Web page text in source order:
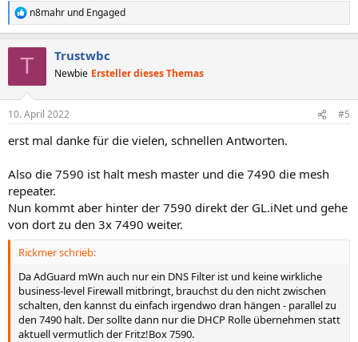
R
e
e
:
n8mahr und Engaged
T Trustwbc
Newbie Ersteller dieses Themas
10. April 2022 #5
erst mal danke für die vielen, schnellen Antworten.
Also die 7590 ist halt mesh master und die 7490 die mesh
repeater.
Nun kommt aber hinter der 7590 direkt der GL.iNet und gehe
von dort zu den 3x 7490 weiter.
Rickmer schrieb:
Da AdGuard mWn auch nur ein DNS Filter ist und keine wirkliche
business-level Firewall mitbringt, brauchst du den nicht zwischen
schalten, den kannst du einfach irgendwo dran hängen - parallel zu
den 7490 halt. Der sollte dann nur die DHCP Rolle übernehmen statt
aktuell vermutlich der Fritz!Box 7590.